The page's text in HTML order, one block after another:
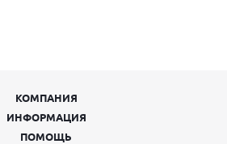
КОМПАНИЯ
ИНФОРМАЦИЯ
ПОМОЩЬ